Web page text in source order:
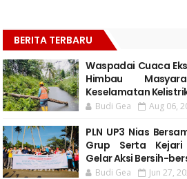
BERITA TERBARU
Waspadai Cuaca
Himbau
Keselamatan
Budi Gea Aug 06,
PLN UP3 Nias
Grup Serta Kejari
Gelar Aksi Bersih-
Budi Gea Jun 27,